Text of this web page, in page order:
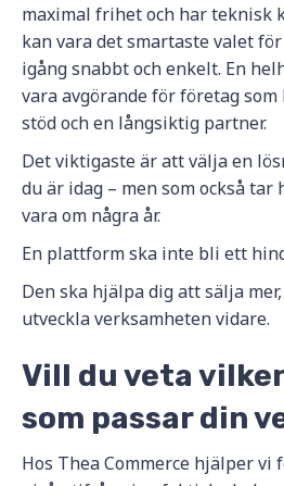
maximal frihet och har teknisk
kan vara det smartaste valet
igång snabbt och enkelt. En
vara avgörande för företag
stöd och en långsiktig partner.
Det viktigaste är att välja en
du är idag – men som också
vara om några år.
En plattform ska inte bli ett
Den ska hjälpa dig att sälja
utveckla verksamheten vidare.
Vill du veta
som passar din
Hos Thea Commerce hjälper